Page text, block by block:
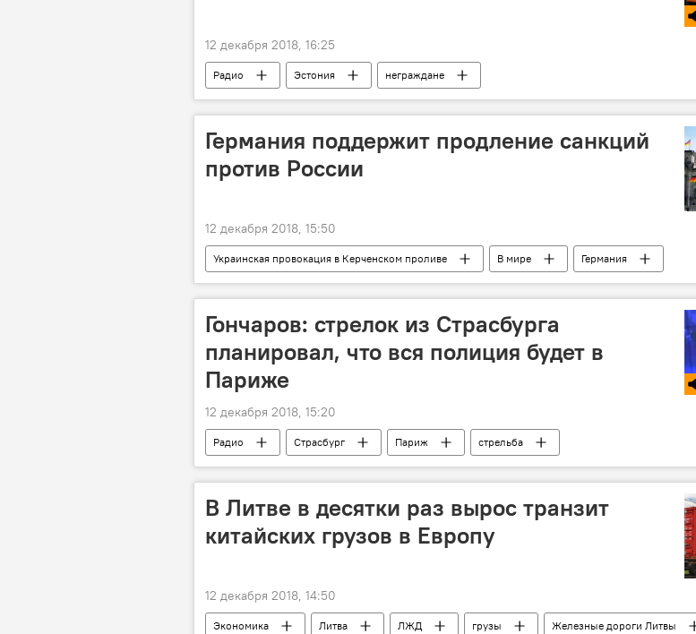
12 декабря 2018, 16:25
Радио Эстония неграждане
Германия поддержит продление санкций
против России
12 декабря 2018, 15:50
Украинская провокация в Керченском проливе В мире
Германия
Ангела Меркель
Санкции против России
Гончаров: стрелок из Страсбурга
планировал, что вся полиция будет в
Париже
12 декабря 2018, 15:20
Радио Страсбург Париж стрельба
В Литве в десятки раз вырос транзит
китайских грузов в Европу
12 декабря 2018, 14:50
Экономика Литва ЛЖД грузы Железные дороги Литвы